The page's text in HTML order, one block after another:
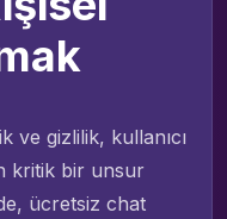
ve gizlilik, kullanıcı
kritik bir unsur
ücretsiz chat